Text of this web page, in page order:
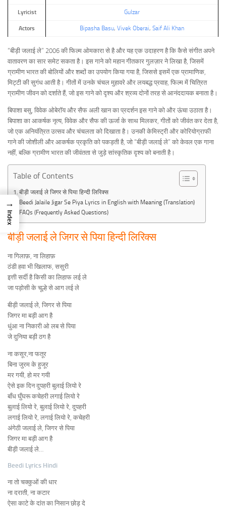
Lyricist Gulzar
Actors Bipasha Basu, Vivek Oberai, Saif Ali Khan
“बीड़ी जलाई ले” 2006 की फिल्म ओमकारा से है और यह एक उदाहरण है कि कैसे संगीत अपने
वातावरण का सार समेट सकता है। इस गाने को महान गीतकार गुलज़ार ने लिखा है, जिसमें
ग्रामीण भारत की बोलियों और शब्दों का उपयोग किया गया है, जिससे इसमें एक प्रामाणिक,
मिट्टी की सुगंध आती है। गीतों में उनके चंचल मुहावरे और लयबद्ध प्रवाह, फिल्म में चित्रित
ग्रामीण जीवन को दर्शाते हैं, जो इस गाने को दृश्य और श्रव्य दोनों तरह से आनंददायक बनाता है।
बिपाशा बसु, विवेक ओबेरॉय और सैफ अली खान का प्रदर्शन इस गाने को और ऊंचा उठाता है।
बिपाशा का आकर्षक नृत्य, विवेक और सैफ की ऊर्जा के साथ मिलकर, गीतों को जीवंत कर देता है,
जो एक अनियंत्रित उत्सव और चंचलता को दिखाता है। उनकी केमिस्ट्री और कोरियोग्राफी
गाने की जोशीली और आकर्षक प्रकृति को पकड़ती है, जो “बीड़ी जलाई ले” को केवल एक गाना
नहीं, बल्कि ग्रामीण भारत की जीवंतता से जुड़े सांस्कृतिक दृश्य को बनाती है।
Table of Contents
बीड़ी जलाई ले जिगर से पिया हिन्दी लिरिक्स
Beedi Jalaile Jigar Se Piya Lyrics in English with Meaning (Translation)
FAQs (Frequently Asked Questions)
बीड़ी जलाई ले जिगर से पिया हिन्दी लिरिक्स
ना गिलाफ़, ना लिहाफ़
ठंडी हवा भी खिलाफ, ससुरी
इत्ती सर्दी है किसी का लिहाफ लई ले
जा पड़ोसी के चूल्हे से आग लई ले
बीड़ी जलाई ले, जिगर से पिया
जिगर मा बड़ी आग है
धुंआ ना निकारी ओ लब से पिया
जे दुनिया बड़ी ठग है
ना कसूर,ना फतूर
बिना जुरम के हुजूर
मर गयी, हो मर गयी
ऐसे इक दिन दुपहरी बुलाई लियो रे
बाँध घुँघरू कचेहरी लगाई लियो रे
बुलाई लियो रे, बुलाई लियो रे, दुपहरी
लगाई लियो रे, लगाई लियो रे, कचेहरी
अंगेठी जलाई ले, जिगर से पिया
जिगर मा बड़ी आग है
बीड़ी जलाई ले…
Beedi Lyrics Hindi
ना तो चक्कुओं की धार
ना दराती, ना कटार
ऐसा काटे के दांत का निसान छोड़ दे
→
Index